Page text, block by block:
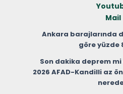
Mail
Ankara barajlarında
göre yüzde
Son dakika deprem mi
2026 AFAD-Kandilli az